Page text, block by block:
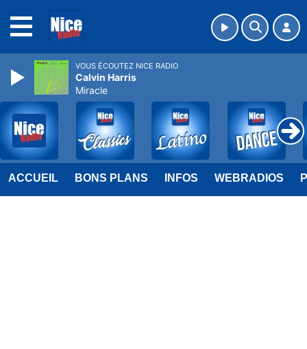
ACCUEIL BONS PLANS INFOS WEBRADIOS
VOUS ÉCOUTEZ NICE RADIO
Calvin Harris
Miracle